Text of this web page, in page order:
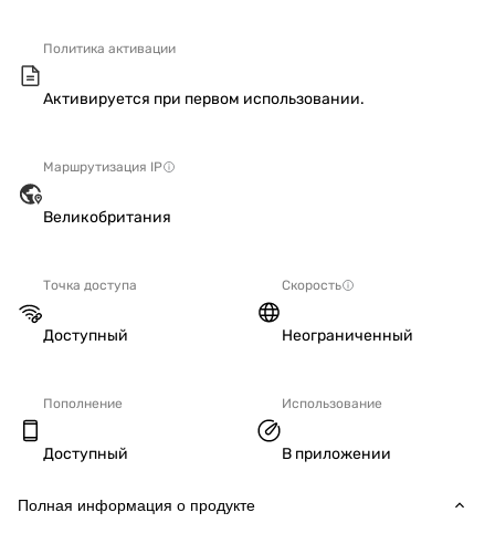
Политика активации
Активируется при первом использовании.
Маршрутизация IP
Великобритания
Точка доступа
Доступный
Скорость
Неограниченный
Пополнение
Доступный
Использование
В приложении
Полная информация о продукте